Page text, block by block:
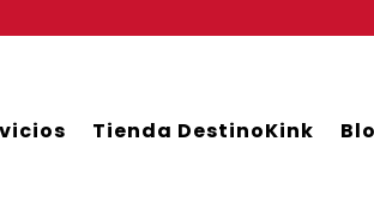
Tienda DestinoKink